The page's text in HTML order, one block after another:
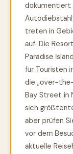
dokumentiert
treten in
auf. Die
Paradise
für Touristen
die „over-
Bay Street in
sich
aber prüfen
vor dem
aktuelle